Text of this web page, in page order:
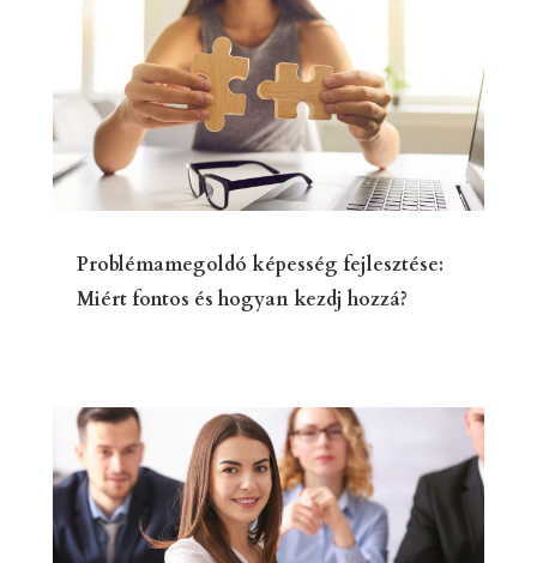
Problémamegoldó képesség fejlesztése:
Miért fontos és hogyan kezdj hozzá?